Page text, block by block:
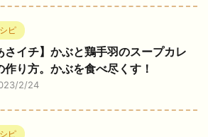
ピ
さイチ】かぶと鶏手羽のスープカレ
作り方。かぶを食べ尽くす！
2/24
ピ